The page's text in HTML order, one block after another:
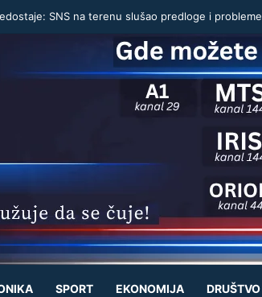
SNS na terenu slušao predloge i probleme
SPORT EKONOMIJA DRUŠTVO